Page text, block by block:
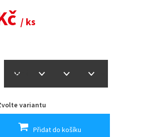
/ ks
variantu
Přidat do košíku